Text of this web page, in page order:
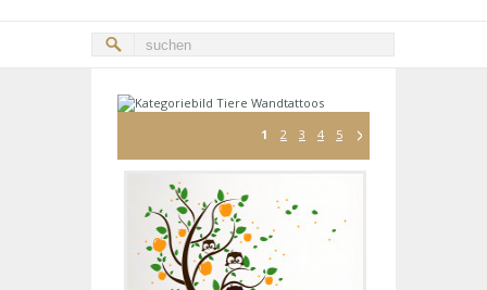
1 2 3 4 5